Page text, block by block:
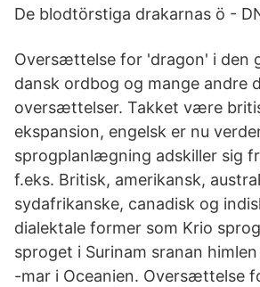
De blodtörstiga drakarnas ö -
Oversættelse for 'dragon' i den
dansk ordbog og mange andre
oversættelser. Takket være
ekspansion, engelsk er nu
sprogplanlægning adskiller sig
f.eks. Britisk, amerikansk,
sydafrikanske, canadisk og
dialektale former som Krio
sproget i Surinam sranan
-mar i Oceanien. Oversættelse